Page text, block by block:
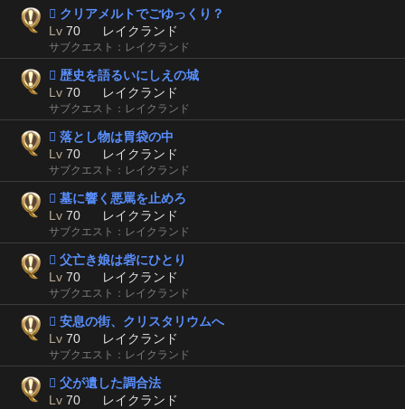
 クリアメルトでごゆっくり？
Lv 70 レイクランド
サブクエスト：レイクランド
 歴史を語るいにしえの城
Lv 70 レイクランド
サブクエスト：レイクランド
 落とし物は胃袋の中
Lv 70 レイクランド
サブクエスト：レイクランド
 墓に響く悪罵を止めろ
Lv 70 レイクランド
サブクエスト：レイクランド
 父亡き娘は砦にひとり
Lv 70 レイクランド
サブクエスト：レイクランド
 安息の街、クリスタリウムへ
Lv 70 レイクランド
サブクエスト：レイクランド
 父が遺した調合法
Lv 70 レイクランド